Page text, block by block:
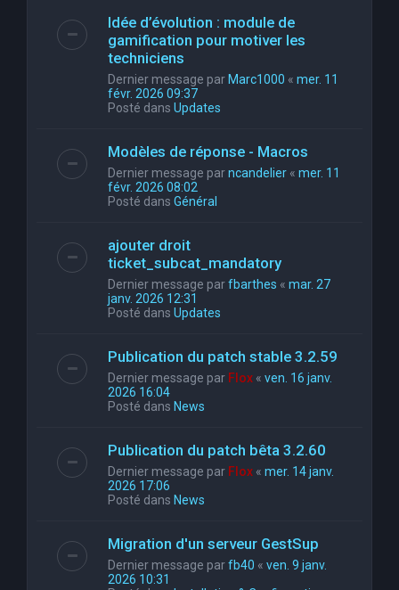
Idée d’évolution : module de
gamification pour motiver les
techniciens
Dernier message par Marc1000 « mer. 11
févr. 2026 09:37
Posté dans Updates
Modèles de réponse - Macros
Dernier message parncandelier « mer. 11
févr. 2026 08:02
Posté dans Général
ajouter droit
ticket_subcat_mandatory
Dernier message parfbarthes « mar. 27
janv. 2026 12:31
Posté dans Updates
Publication du patch stable 3.2.59
Dernier message par Flox « ven. 16 janv.
2026 16:04
Posté dans News
Publication du patch bêta 3.2.60
Dernier message par Flox « mer. 14 janv.
2026 17:06
Posté dans News
Migration d'un serveur GestSup
Dernier message parfb40 « ven. 9 janv.
2026 10:31